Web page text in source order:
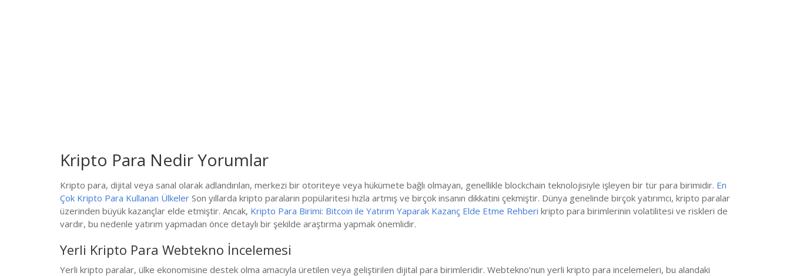
Kripto Para Nedir Yorumlar
Kripto para, dijital veya sanal olarak adlandırılan, merkezi bir otoriteye veya hükümete bağlı olmayan, genellikle blockchain teknolojisiyle işleyen bir tür para birimidir. En
Çok Kripto Para Kullanan Ülkeler Son yıllarda kripto paraların popülaritesi hızla artmış ve birçok insanın dikkatini çekmiştir. Dünya genelinde birçok yatırımcı, kripto paralar
üzerinden büyük kazançlar elde etmiştir. Ancak, Kripto Para Birimi: Bitcoin ile Yatırım Yaparak Kazanç Elde Etme Rehberi kripto para birimlerinin volatilitesi ve riskleri de
vardır, bu nedenle yatırım yapmadan önce detaylı bir şekilde araştırma yapmak önemlidir.
Yerli Kripto Para Webtekno İncelemesi
Yerli kripto paralar, ülke ekonomisine destek olma amacıyla üretilen veya geliştirilen dijital para birimleridir. Webtekno’nun yerli kripto para incelemeleri, bu alandaki